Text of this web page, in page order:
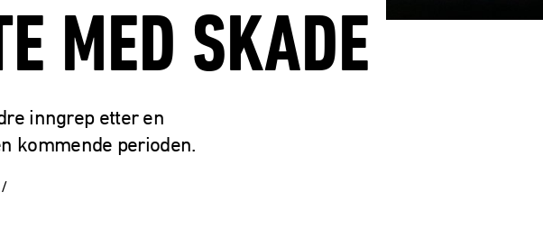
MED SKADE
inngrep etter en
kommende perioden.
/